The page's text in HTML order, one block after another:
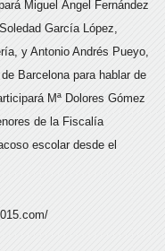
Miguel Ángel Fernández
García López,
y Antonio Andrés Pueyo,
Barcelona para hablar de
Mª Dolores Gómez
de la Fiscalía
escolar desde el